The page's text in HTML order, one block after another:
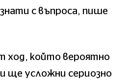
с въпроса, пише
ход, който вероятно
ще усложни сериозно